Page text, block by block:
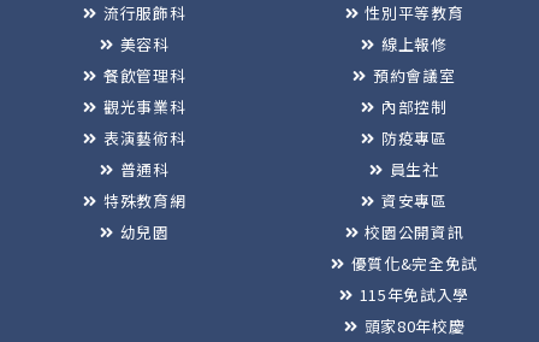
流行服飾科
美容科
餐飲管理科
觀光事業科
表演藝術科
普通科
特殊教育網
幼兒園
性別平等教育
線上報修
預約會議室
內部控制
防疫專區
員生社
資安專區
校園公開資訊
優質化&完全免試
115年免試入學
頭家80年校慶